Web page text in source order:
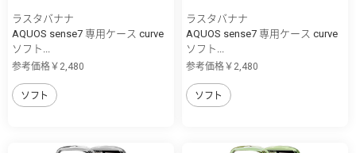
ラスタバナナ
AQUOS sense7 専用ケース curve
ソフト...
参考価格￥2,480
ソフト
ラスタバナナ
AQUOS sense7 専用ケース curve
ソフト...
参考価格￥2,480
ソフト